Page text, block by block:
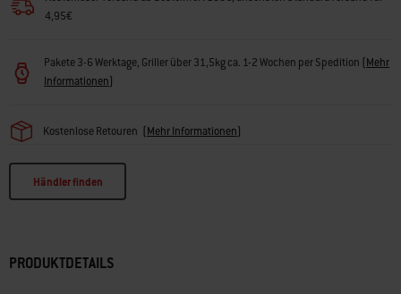
4,95€
Pakete 3-6 Werktage, Griller über 31,5kg ca. 1-2 Wochen per Spedition (Mehr
Informationen)
Kostenlose Retouren (Mehr Informationen)
Händler finden
PRODUKTDETAILS